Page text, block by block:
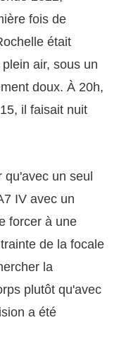
fois de
était
air, sous un
doux. À 20h,
il faisait nuit
qu'avec un seul
IV avec un
forcer à une
de la focale
la
plutôt qu'avec
a été